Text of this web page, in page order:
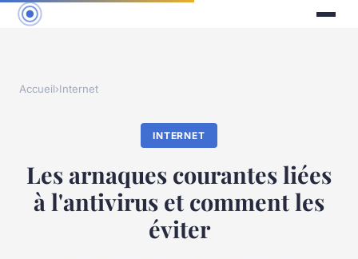
Accueil›Internet
INTERNET
Les arnaques courantes liées
à l'antivirus et comment les
éviter